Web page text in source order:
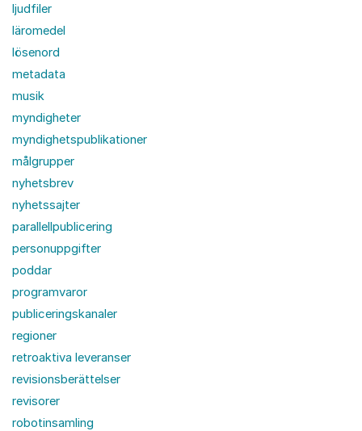
ljudfiler
läromedel
lösenord
metadata
musik
myndigheter
myndighetspublikationer
målgrupper
nyhetsbrev
nyhetssajter
parallellpublicering
personuppgifter
poddar
programvaror
publiceringskanaler
regioner
retroaktiva leveranser
revisionsberättelser
revisorer
robotinsamling